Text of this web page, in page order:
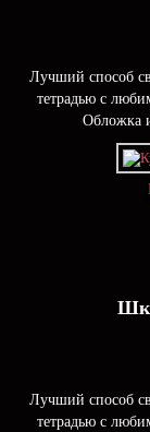
Лучший способ
тетрадью c
Обложка
Лучший способ
тетрадью c